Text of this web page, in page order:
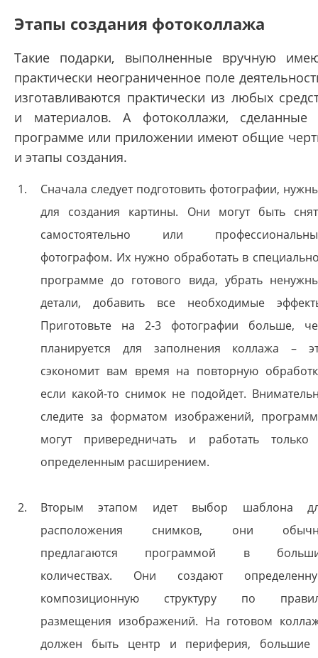
Этапы создания фотоколлажа
Такие подарки, выполненные вручную
практически неограниченное поле
изготавливаются практически из любых
и материалов. А фотоколлажи, сделанные
программе или приложении имеют общие
и этапы создания.
Сначала следует подготовить фотографии,
для создания картины. Они могут быть
самостоятельно или
фотографом. Их нужно обработать в
программе до готового вида, убрать
детали, добавить все необходимые
Приготовьте на 2-3 фотографии больше,
планируется для заполнения коллажа –
сэкономит вам время на повторную
если какой-то снимок не подойдет.
следите за форматом изображений,
могут привередничать и работать только
определенным расширением.
Вторым этапом идет выбор шаблона
расположения снимков, они
предлагаются программой в
количествах. Они создают
композиционную структуру по
размещения изображений. На готовом
должен быть центр и периферия, большие